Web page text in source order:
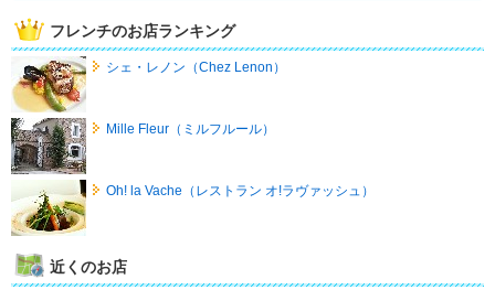
フレンチのお店ランキング
シェ・レノン（Chez Lenon）
Mille Fleur（ミルフルール）
Oh! la Vache（レストラン オ!ラヴァッシュ）
近くのお店